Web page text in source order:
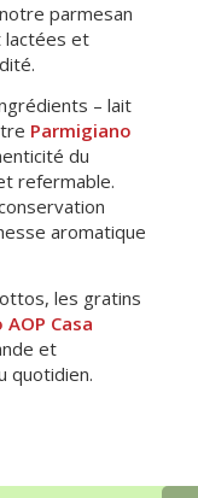
parmesan
lactées et
– lait
Parmigiano
du
refermable.
aromatique
les gratins
Casa
et
quotidien.